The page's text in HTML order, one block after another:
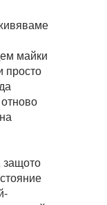
майки
просто
защото